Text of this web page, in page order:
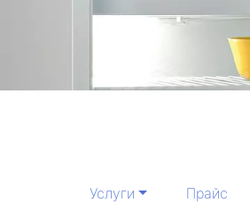
Услуги Прайс